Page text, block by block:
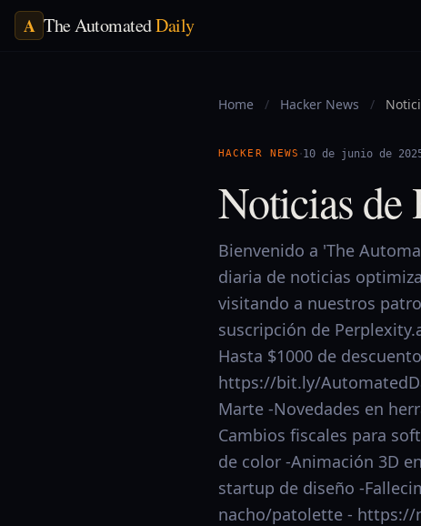
A The AutomatedDaily
Home / Hacker News /
HACKER NEWS ·10 de junio de
Noticias de
Bienvenido a 'The
diaria de noticias
visitando a nuestros
suscripción de
Hasta $1000 de
https://bit.ly/
Marte -Novedades en
Cambios fiscales para
de color -Animación 3D
startup de diseño -
nacho/patolette - https://